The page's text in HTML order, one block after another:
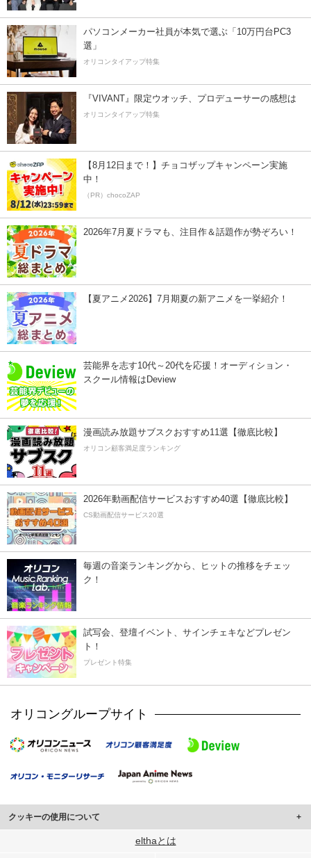
パソコンメーカー社員が本気で選ぶ「10万円台PC3
選」
オリコンタイアップ特集
『VIVANT』限定ウオッチ、プロデューサーの感想は
オリコンタイアップ特集
【8月12日まで！】チョコザップキャンペーン実施
中！
（PR）chocoZAP
2026年7月夏ドラマも、注目作＆話題作が勢ぞろい！
【夏アニメ2026】7月期夏の新アニメを一挙紹介！
芸能界を志す10代～20代を応援！オーディション・
スクール情報はDeview
漫画読み放題サブスクおすすめ11選【徹底比較】
オリコン顧客満足度ランキング
2026年動画配信サービスおすすめ40選【徹底比較】
CS動画配信サービス20選
毎週の音楽ランキングから、ヒットの推移をチェッ
ク！
試写会、登壇イベント、サインチェキなどプレゼン
ト！
プレゼント特集
オリコングループサイト
クッキーの使用について
このサイトでは Cookie を使用して、ユーザーに合わせたコンテンツや広告の
elthaとは